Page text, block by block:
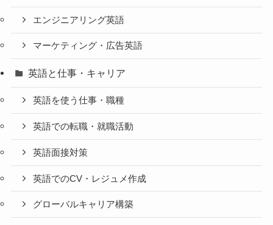
エンジニアリング英語
マーケティング・広告英語
英語と仕事・キャリア
英語を使う仕事・職種
英語での転職・就職活動
英語面接対策
英語でのCV・レジュメ作成
グローバルキャリア構築